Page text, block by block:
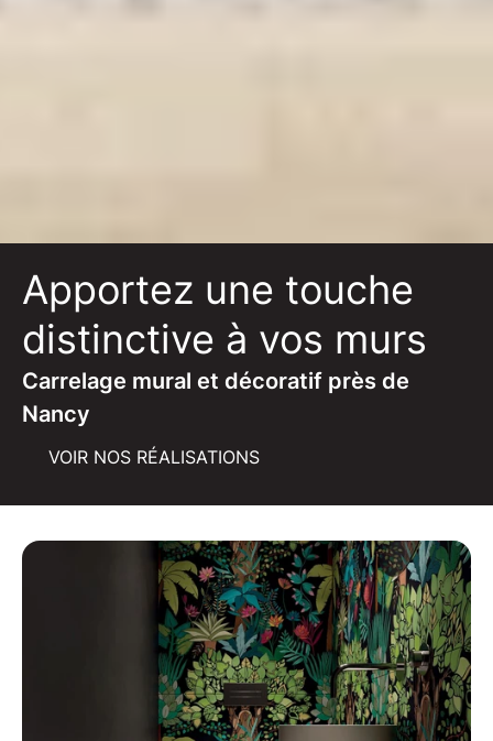
Carrelage mural et décoratif près de
Nancy
Apportez une touche
distinctive à vos murs
VOIR NOS RÉALISATIONS